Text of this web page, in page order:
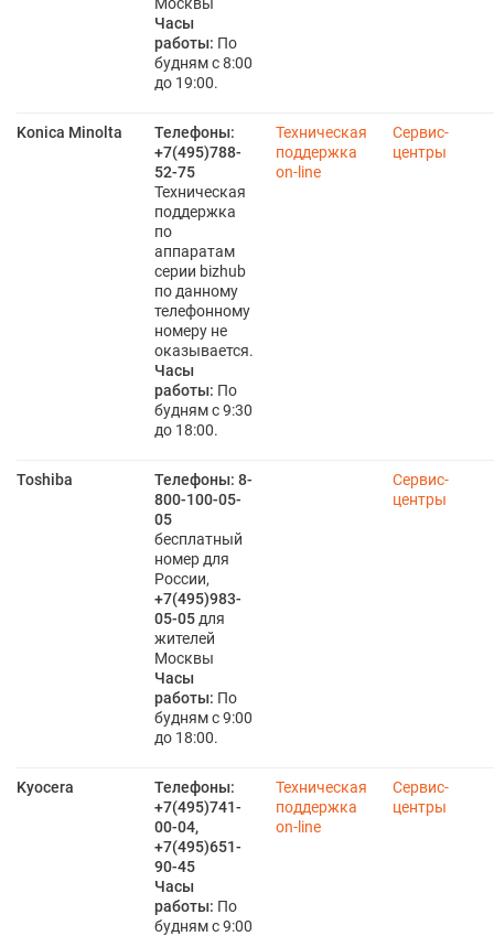
Часы
работы: По
будням с 8:00
до 19:00.
Konica Minolta
Телефоны:
+7(495)788-
52-75
Техническая
поддержка
по
аппаратам
серии bizhub
по данному
телефонному
номеру не
оказывается.
Часы
работы: По
будням с 9:30
до 18:00.
Техническая
поддержка
on-line
Сервис-
центры
Toshiba Телефоны: 8-
800-100-05-
05
бесплатный
номер для
России,
+7(495)983-
05-05 для
жителей
Москвы
Часы
работы: По
будням с 9:00
до 18:00.
Сервис-
центры
Kyocera
Телефоны:
+7(495)741-
00-04,
+7(495)651-
90-45
Часы
работы: По
будням с 9:00
Техническая
поддержка
on-line
Сервис-
центры